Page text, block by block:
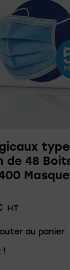
de 48
HT
au panier
!